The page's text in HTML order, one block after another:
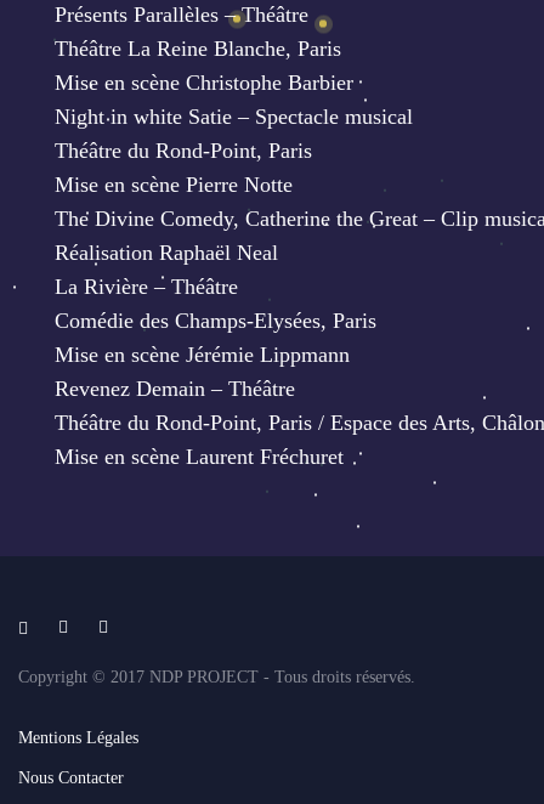
Présents Parallèles – Théâtre
Théâtre La Reine Blanche, Paris
Mise en scène Christophe Barbier
Night in white Satie – Spectacle musical
Théâtre du Rond-Point, Paris
Mise en scène Pierre Notte
The Divine Comedy, Catherine the Great – Clip
Réalisation Raphaël Neal
La Rivière – Théâtre
Comédie des Champs-Elysées, Paris
Mise en scène Jérémie Lippmann
Revenez Demain – Théâtre
Théâtre du Rond-Point, Paris / Espace des Arts,
Mise en scène Laurent Fréchuret
Copyright © 2017 NDP PROJECT - Tous droits réservés.
Mentions Légales
Nous Contacter